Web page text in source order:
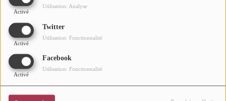
Activé
Utilisation: Analyse
Twitter
Activé
Utilisation: Fonctionnalité
Facebook
Activé
Utilisation: Fonctionnalité
Concerts
Festivals
CONCOURS
CHARTS